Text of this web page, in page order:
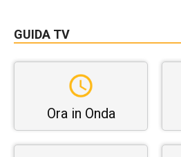
GUIDA TV
Ora in Onda